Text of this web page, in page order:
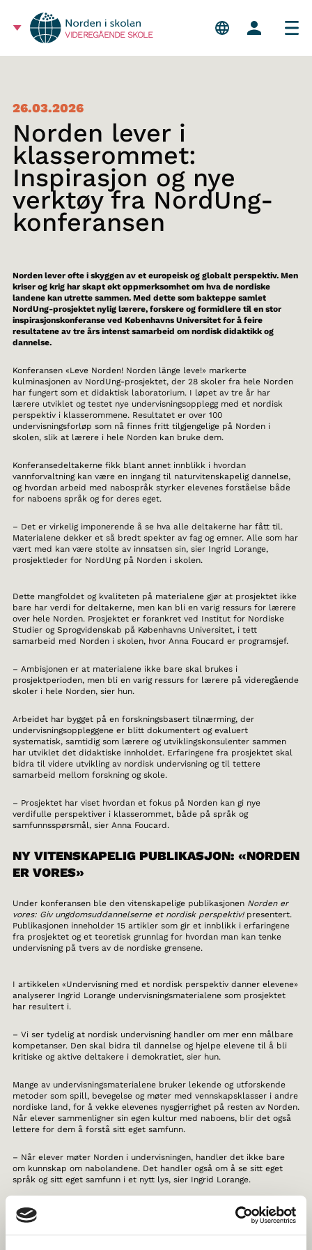
VIDEREGÅENDE SKOLE
26.03.2026
Norden lever i
klasserommet:
Inspirasjon og nye
verktøy fra NordUng-
konferansen
Norden lever ofte i skyggen av et europeisk og globalt perspektiv. Men
kriser og krig har skapt økt oppmerksomhet om hva de nordiske
landene kan utrette sammen. Med dette som bakteppe samlet
NordUng-prosjektet nylig lærere, forskere og formidlere til en stor
inspirasjonskonferanse ved Københavns Universitet for å feire
resultatene av tre års intenst samarbeid om nordisk didaktikk og
dannelse.
Konferansen «Leve Norden! Norden länge leve!» markerte
kulminasjonen av NordUng-prosjektet, der 28 skoler fra hele Norden
har fungert som et didaktisk laboratorium. I løpet av tre år har
lærere utviklet og testet nye undervisningsopplegg med et nordisk
perspektiv i klasserommene. Resultatet er over 100
undervisningsforløp som nå finnes fritt tilgjengelige på Norden i
skolen, slik at lærere i hele Norden kan bruke dem.
Konferansedeltakerne fikk blant annet innblikk i hvordan
vannforvaltning kan være en inngang til naturvitenskapelig dannelse,
og hvordan arbeid med nabospråk styrker elevenes forståelse både
for naboens språk og for deres eget.
– Det er virkelig imponerende å se hva alle deltakerne har fått til.
Materialene dekker et så bredt spekter av fag og emner. Alle som har
vært med kan være stolte av innsatsen sin, sier Ingrid Lorange,
prosjektleder for NordUng på Norden i skolen.
Dette mangfoldet og kvaliteten på materialene gjør at prosjektet ikke
bare har verdi for deltakerne, men kan bli en varig ressurs for lærere
over hele Norden. Prosjektet er forankret ved Institut for Nordiske
Studier og Sprogvidenskab på Københavns Universitet, i tett
samarbeid med Norden i skolen, hvor Anna Foucard er programsjef.
– Ambisjonen er at materialene ikke bare skal brukes i
prosjektperioden, men bli en varig ressurs for lærere på videregående
skoler i hele Norden, sier hun.
Arbeidet har bygget på en forskningsbasert tilnærming, der
undervisningsoppleggene er blitt dokumentert og evaluert
systematisk, samtidig som lærere og utviklingskonsulenter sammen
har utviklet det didaktiske innholdet. Erfaringene fra prosjektet skal
bidra til videre utvikling av nordisk undervisning og til tettere
samarbeid mellom forskning og skole.
– Prosjektet har viset hvordan et fokus på Norden kan gi nye
verdifulle perspektiver i klasserommet, både på språk og
samfunnsspørsmål, sier Anna Foucard.
NY VITENSKAPELIG PUBLIKASJON: «NORDEN
ER VORES»
Under konferansen ble den vitenskapelige publikasjonen Norden er
vores: Giv ungdomsuddannelserne et nordisk perspektiv!presentert.
Publikasjonen inneholder 15 artikler som gir et innblikk i erfaringene
fra prosjektet og et teoretisk grunnlag for hvordan man kan tenke
undervisning på tvers av de nordiske grensene.
I artikkelen «Undervisning med et nordisk perspektiv danner elevene»
analyserer Ingrid Lorange undervisningsmaterialene som prosjektet
har resultert i.
– Vi ser tydelig at nordisk undervisning handler om mer enn målbare
kompetanser. Den skal bidra til dannelse og hjelpe elevene til å bli
kritiske og aktive deltakere i demokratiet, sier hun.
Mange av undervisningsmaterialene bruker lekende og utforskende
metoder som spill, bevegelse og møter med vennskapsklasser i andre
nordiske land, for å vekke elevenes nysgjerrighet på resten av Norden.
Når elever sammenligner sin egen kultur med naboens, blir det også
lettere for dem å forstå sitt eget samfunn.
– Når elever møter Norden i undervisningen, handler det ikke bare
om kunnskap om nabolandene. Det handler også om å se sitt eget
språk og sitt eget samfunn i et nytt lys, sier Ingrid Lorange.